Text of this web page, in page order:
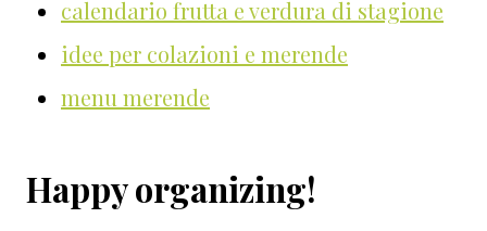
calendario frutta e verdura di stagione
idee per colazioni e merende
menu merende
Happy organizing!